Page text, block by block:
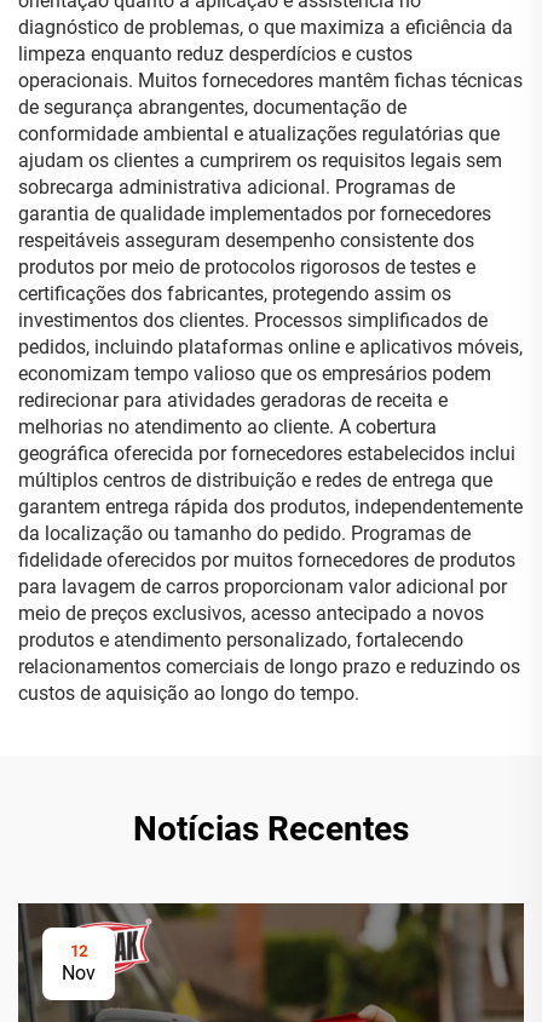
diagnóstico de problemas, o que maximiza a eficiência da
limpeza enquanto reduz desperdícios e custos
operacionais. Muitos fornecedores mantêm fichas técnicas
de segurança abrangentes, documentação de
conformidade ambiental e atualizações regulatórias que
ajudam os clientes a cumprirem os requisitos legais sem
sobrecarga administrativa adicional. Programas de
garantia de qualidade implementados por fornecedores
respeitáveis asseguram desempenho consistente dos
produtos por meio de protocolos rigorosos de testes e
certificações dos fabricantes, protegendo assim os
investimentos dos clientes. Processos simplificados de
pedidos, incluindo plataformas online e aplicativos móveis,
economizam tempo valioso que os empresários podem
redirecionar para atividades geradoras de receita e
melhorias no atendimento ao cliente. A cobertura
geográfica oferecida por fornecedores estabelecidos inclui
múltiplos centros de distribuição e redes de entrega que
garantem entrega rápida dos produtos, independentemente
da localização ou tamanho do pedido. Programas de
fidelidade oferecidos por muitos fornecedores de produtos
para lavagem de carros proporcionam valor adicional por
meio de preços exclusivos, acesso antecipado a novos
produtos e atendimento personalizado, fortalecendo
relacionamentos comerciais de longo prazo e reduzindo os
custos de aquisição ao longo do tempo.
Notícias Recentes
12
Nov